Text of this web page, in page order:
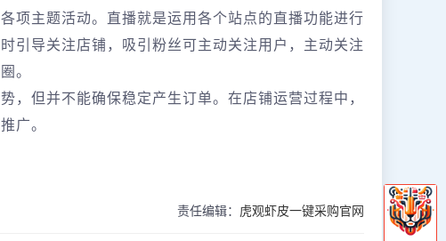
项主题活动。直播就是运用各个站点的直播功能进行
引导关注店铺，吸引粉丝可主动关注用户，主动关注
。
，但并不能确保稳定产生订单。在店铺运营过程中，
广。
责任编辑： 虎观虾皮一键采购官网